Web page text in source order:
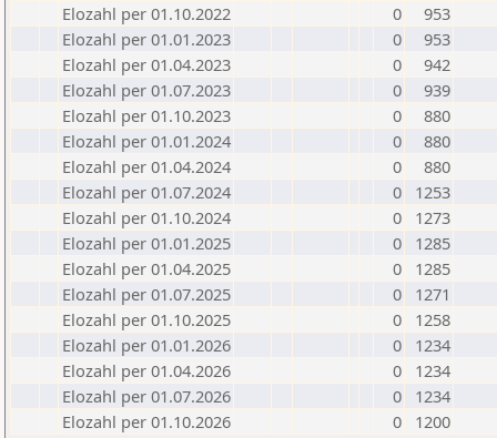
Elozahl per 01.10.2022
0
953
Elozahl per 01.01.2023
0
953
Elozahl per 01.04.2023
0
942
Elozahl per 01.07.2023
0
939
Elozahl per 01.10.2023
0
880
Elozahl per 01.01.2024
0
880
Elozahl per 01.04.2024
0
880
Elozahl per 01.07.2024
0
1253
Elozahl per 01.10.2024
0
1273
Elozahl per 01.01.2025
0
1285
Elozahl per 01.04.2025
0
1285
Elozahl per 01.07.2025
0
1271
Elozahl per 01.10.2025
0
1258
Elozahl per 01.01.2026
0
1234
Elozahl per 01.04.2026
0
1234
Elozahl per 01.07.2026
0
1234
Elozahl per 01.10.2026
0 1200